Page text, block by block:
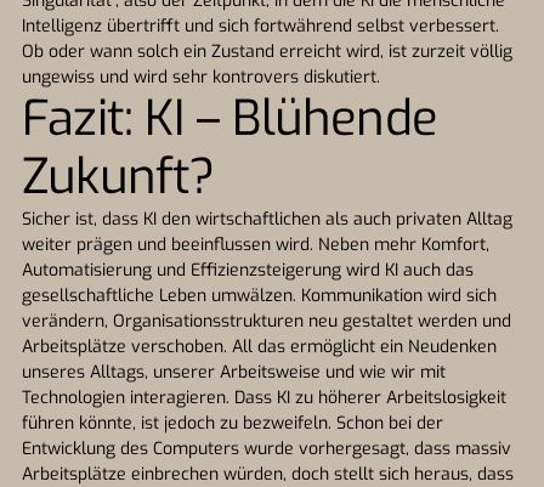
Intelligenz übertrifft und sich fortwährend selbst verbessert.
Ob oder wann solch ein Zustand erreicht wird, ist zurzeit völlig
ungewiss und wird sehr kontrovers diskutiert.
Fazit: KI – Blühende
Zukunft?
Sicher ist, dass KI den wirtschaftlichen als auch privaten Alltag
weiter prägen und beeinflussen wird. Neben mehr Komfort,
Automatisierung und Effizienzsteigerung wird KI auch das
gesellschaftliche Leben umwälzen. Kommunikation wird sich
verändern, Organisationsstrukturen neu gestaltet werden und
Arbeitsplätze verschoben. All das ermöglicht ein Neudenken
unseres Alltags, unserer Arbeitsweise und wie wir mit
Technologien interagieren. Dass KI zu höherer Arbeitslosigkeit
führen könnte, ist jedoch zu bezweifeln. Schon bei der
Entwicklung des Computers wurde vorhergesagt, dass massiv
Arbeitsplätze einbrechen würden, doch stellt sich heraus, dass